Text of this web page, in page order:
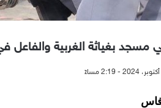
مسجد بغياثة الغربية